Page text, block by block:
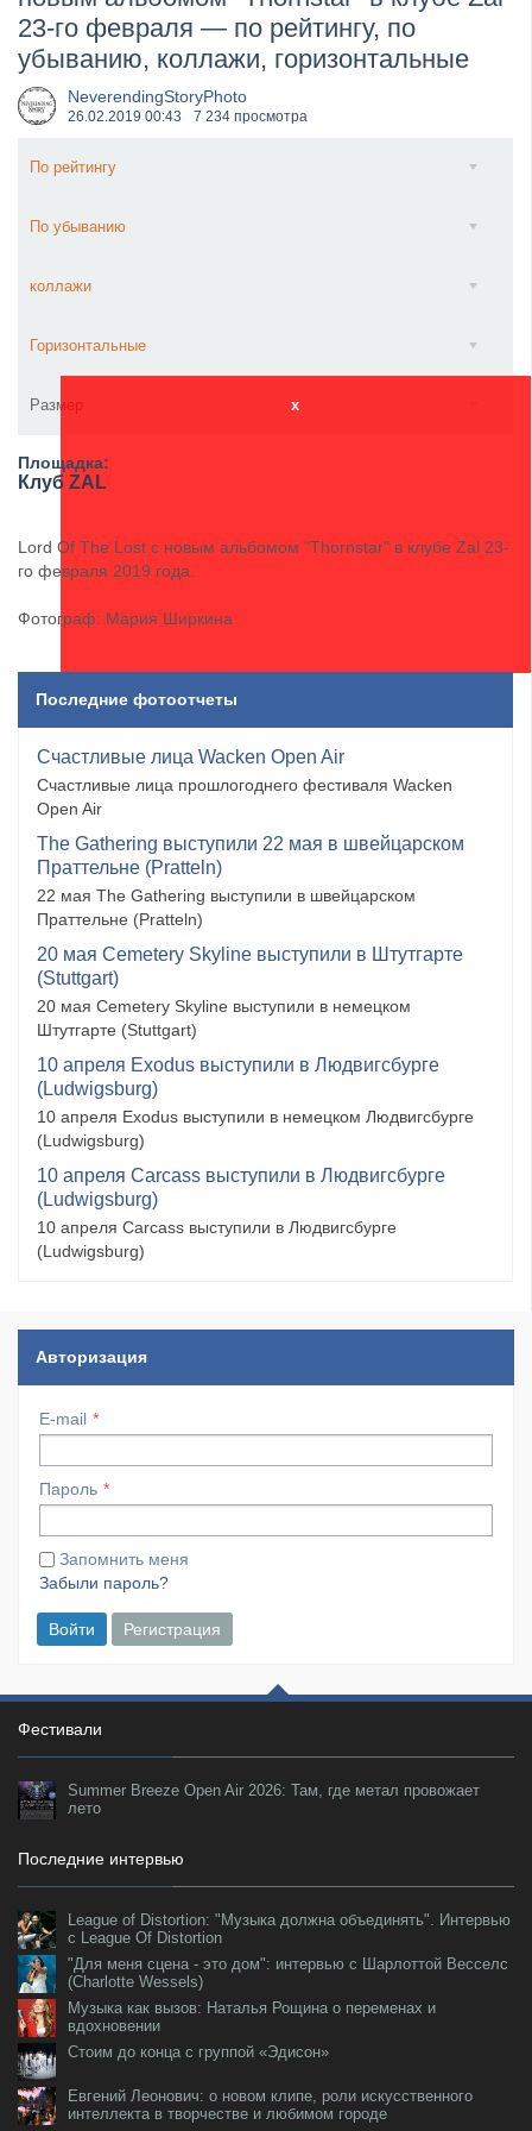
​Wacken Open Air 2027 объявил новую волну участ...
23-го февраля — по рейтингу, по
убыванию, коллажи, горизонтальные
NeverendingStoryPhoto
26.02.2019 00:43 7 234 просмотра
По рейтингу
По убыванию
коллажи
Горизонтальные
Размер x
Площадка:
Клуб ZAL
Lord Of The Lost с новым альбомом "Thornstar" в клубе Zal 23-
го февраля 2019 года.
Фотограф: Мария Ширкина
Последние фотоотчеты
Счастливые лица Wacken Open Air
Счастливые лица прошлогоднего фестиваля Wacken
Open Air
The Gathering выступили 22 мая в швейцарском
Праттельне (Pratteln)
22 мая The Gathering выступили в швейцарском
Праттельне (Pratteln)
20 мая Cemetery Skyline выступили в Штутгарте
(Stuttgart)
20 мая Cemetery Skyline выступили в немецком
Штутгарте (Stuttgart)
10 апреля Exodus выступили в Людвигсбурге
(Ludwigsburg)
10 апреля Exodus выступили в немецком Людвигсбурге
(Ludwigsburg)
10 апреля Carcass выступили в Людвигсбурге
(Ludwigsburg)
10 апреля Carcass выступили в Людвигсбурге
(Ludwigsburg)
Авторизация
E-mail
Пароль
Запомнить меня
Забыли пароль?
Войти Регистрация
Фестивали
Summer Breeze Open Air 2026: Там, где метал провожает
лето
Последние интервью
League of Distortion: "Музыка должна объединять". Интервью
с League Of Distortion
"Для меня сцена - это дом": интервью с Шарлоттой Весселс
(Charlotte Wessels)
Музыка как вызов: Наталья Рощина о переменах и
вдохновении
Стоим до конца с группой «Эдисон»
Евгений Леонович: о новом клипе, роли искусственного
интеллекта в творчестве и любимом городе